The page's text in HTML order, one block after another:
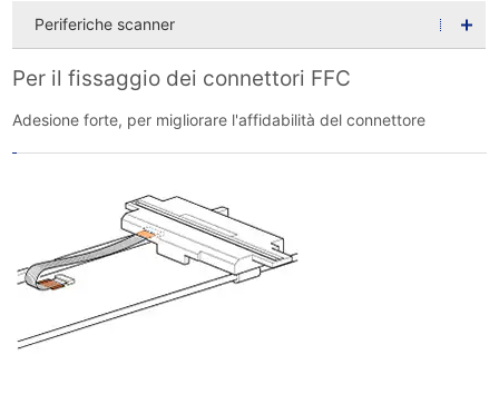
Periferiche scanner
Per il fissaggio dei connettori FFC
Adesione forte, per migliorare l'affidabilità del connettore